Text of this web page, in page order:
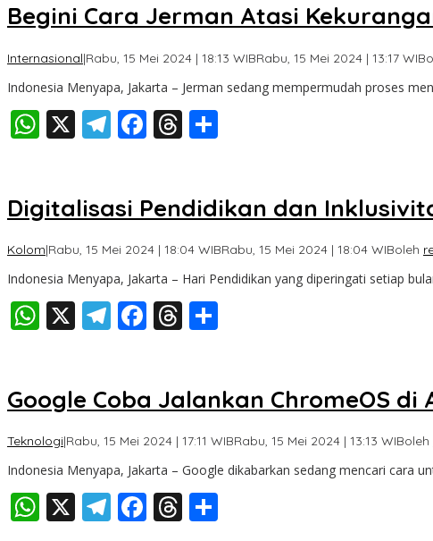
Begini Cara Jerman Atasi
Internasional|Rabu, 15 Mei 2024 | 18:13 WIBRabu, 15 Mei 2024 | 13:17 WIB
Indonesia Menyapa, Jakarta – Jerman sedang mempermudah proses
WhatsApp
X Telegram
Facebook
Threads
Digitalisasi Pendidikan dan
Kolom|Rabu, 15 Mei 2024 | 18:04 WIBRabu, 15 Mei 2024 | 18:04 WIBoleh
Indonesia Menyapa, Jakarta – Hari Pendidikan yang diperingati setiap
WhatsApp
X Telegram
Facebook
Threads
Google Coba Jalankan ChromeOS
Teknologi|Rabu, 15 Mei 2024 | 17:11 WIBRabu, 15 Mei 2024 | 13:13 WIBoleh
Indonesia Menyapa, Jakarta – Google dikabarkan sedang mencari cara
WhatsApp
X Telegram
Facebook
Threads